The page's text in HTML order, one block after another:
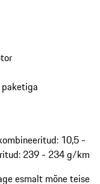
10,5 -
239 - 234 g/km
esmalt mõne teise